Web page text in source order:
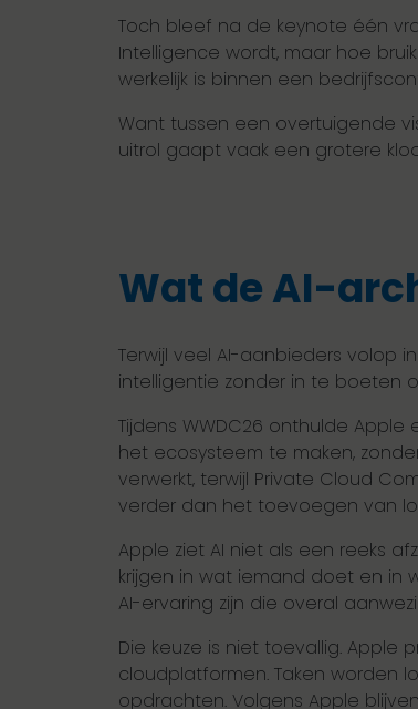
Toch bleef na de keynote één
Intelligence wordt, maar hoe
werkelijk is binnen een
Want tussen een overtuigende
uitrol gaapt vaak een grotere
Wat de AI-
Terwijl veel AI-aanbieders volop
intelligentie zonder in te boeten
Tijdens WWDC26 onthulde
het ecosysteem te maken,
verwerkt, terwijl Private Cloud
verder dan het toevoegen van
Apple ziet AI niet als een reeks
krijgen in wat iemand doet en in
AI-ervaring zijn die overal
Die keuze is niet toevallig. Apple
cloudplatformen. Taken worden
opdrachten. Volgens Apple